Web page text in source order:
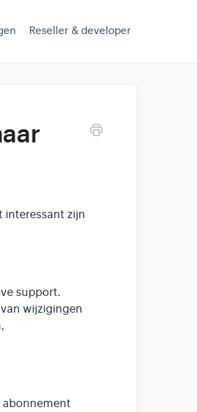
Reseller & developer
interessant zijn
support.
wijzigingen